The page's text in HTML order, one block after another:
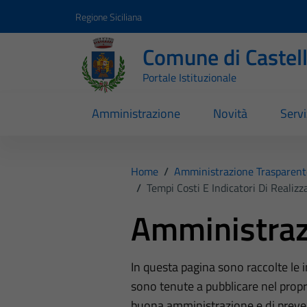
Regione Siciliana
Comune di
Portale Istituzionale
Amministrazione Novità
Home / Amministrazione
/ Tempi Costi E Indicatori Di
In questa pagina sono raccolte
sono tenute a pubblicare nel